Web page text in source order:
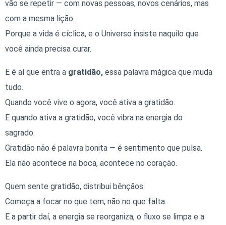
vão se repetir — com novas pessoas, novos cenários, mas
com a mesma lição.
Porque a vida é cíclica, e o Universo insiste naquilo que
você ainda precisa curar.
E é aí que entra a gratidão, essa palavra mágica que muda
tudo.
Quando você vive o agora, você ativa a gratidão.
E quando ativa a gratidão, você vibra na energia do
sagrado.
Gratidão não é palavra bonita — é sentimento que pulsa.
Ela não acontece na boca, acontece no coração.
Quem sente gratidão, distribui bênçãos.
Começa a focar no que tem, não no que falta.
E a partir daí, a energia se reorganiza, o fluxo se limpa e a